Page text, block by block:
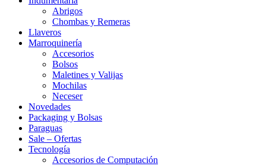
Abrigos
Chombas y Remeras
Llaveros
Marroquinería
Accesorios
Bolsos
Maletines y Valijas
Mochilas
Neceser
Novedades
Packaging y Bolsas
Paraguas
Sale – Ofertas
Tecnología
Accesorios de Computación